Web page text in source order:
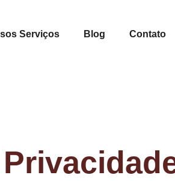
Serviços Blog Contato